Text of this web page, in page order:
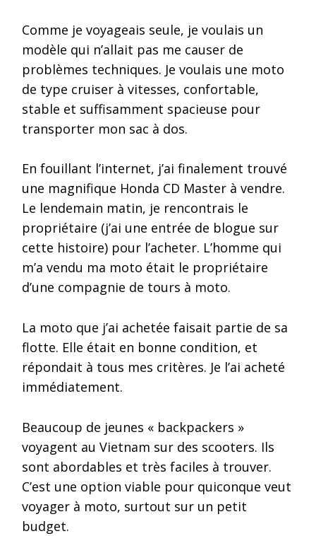
Comme je voyageais seule, je voulais un
modèle qui n’allait pas me causer de
problèmes techniques. Je voulais une moto
de type cruiser à vitesses, confortable,
stable et suffisamment spacieuse pour
transporter mon sac à dos.
En fouillant l’internet, j’ai finalement trouvé
une magnifique Honda CD Master à vendre.
Le lendemain matin, je rencontrais le
propriétaire (j’ai une entrée de blogue sur
cette histoire) pour l’acheter. L’homme qui
m’a vendu ma moto était le propriétaire
d’une compagnie de tours à moto.
La moto que j’ai achetée faisait partie de sa
flotte. Elle était en bonne condition, et
répondait à tous mes critères. Je l’ai acheté
immédiatement.
Beaucoup de jeunes « backpackers »
voyagent au Vietnam sur des scooters. Ils
sont abordables et très faciles à trouver.
C’est une option viable pour quiconque veut
voyager à moto, surtout sur un petit
budget.